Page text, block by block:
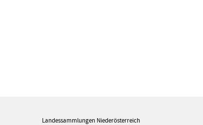
Landessammlungen Niederösterreich